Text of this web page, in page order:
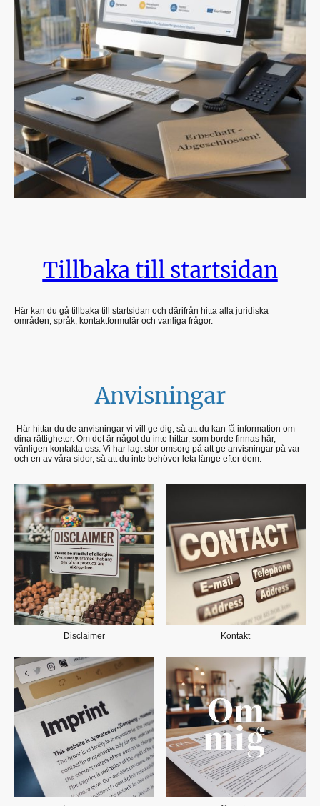
Tillbaka till startsidan
Här kan du gå tillbaka till startsidan och därifrån hitta alla juridiska
områden, språk, kontaktformulär och vanliga frågor.
Anvisningar
Här hittar du de anvisningar vi vill ge dig, så att du kan få information om
dina rättigheter. Om det är något du inte hittar, som borde finnas här,
vänligen kontakta oss. Vi har lagt stor omsorg på att ge anvisningar på var
och en av våra sidor, så att du inte behöver leta länge efter dem.
Disclaimer Kontakt